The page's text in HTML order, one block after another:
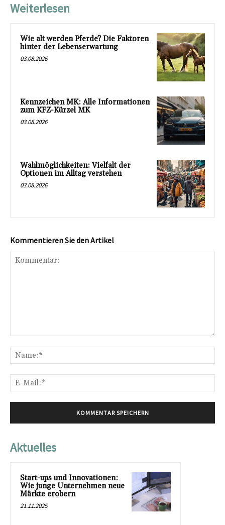
Weiterlesen
Wie alt werden Pferde? Die Faktoren
hinter der Lebenserwartung
03.08.2026
Kennzeichen MK: Alle Informationen
zum KFZ-Kürzel MK
03.08.2026
Wahlmöglichkeiten: Vielfalt der
Optionen im Alltag verstehen
03.08.2026
Kommentieren Sie den Artikel
Aktuelles
Start-ups und Innovationen:
Wie junge Unternehmen neue
Märkte erobern
21.11.2025